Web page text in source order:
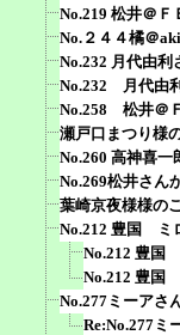
No.219 松井＠Ｆ
No.２４４橘＠
No.232 月代由利
No.232 月代由
No.258 松井＠
瀬戸口まつり様
No.260 高神喜一
No.269松井さん
葉崎京夜様様の
No.212 豊国 ミ
No.212 豊国
No.212 豊国
No.277ミーアさ
Re:No.277ミ